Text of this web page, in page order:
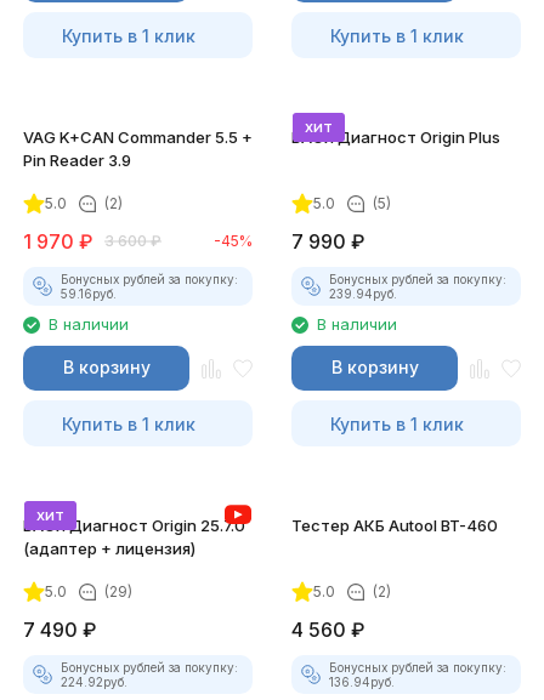
Купить в 1 клик Купить в 1 клик
VAG K+CAN Commander 5.5 +
Pin Reader 3.9
5.0 (2)
1 970 ₽ 3 600 ₽ -45%
Бонусных рублей за покупку:
59.16руб.
В наличии
В корзину
Купить в 1 клик
хит
ВАСЯ Диагност Origin Plus
5.0 (5)
7 990 ₽
Бонусных рублей за покупку:
239.94руб.
В наличии
В корзину
Купить в 1 клик
хит
ВАСЯ Диагност Origin 25.7.0
(адаптер + лицензия)
5.0 (29)
7 490 ₽
Бонусных рублей за покупку:
224.92руб.
Тестер АКБ Autool BT-460
5.0 (2)
4 560 ₽
Бонусных рублей за покупку:
136.94руб.